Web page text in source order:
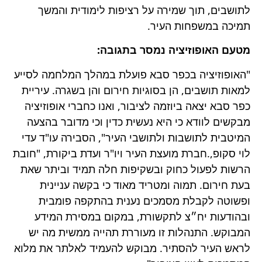
לתושבים, תוך שמירה על רציפות לימודית והמשך
תמיכה במשפחות העיר.
מטעם האופוזיציה נמסר בתגובה:
"האופוזיציה בכפר סבא פועלת במהלך המלחמה לסייע
למאות תושבים, הן בסוגיות חירום והן בשגרה. עיריית
כפר סבא יצאה ביוזמה לציבור, ואנו כחברי אופוזיציה
מבקשים לוודא כי היא נעשית כדין וכי מדובר בהצעה
המיטבית לתושבות ולתושבי העיר", הסבירה עו"ד עדי
לוי סקופ,.חברת מועצת העיר ויו"ר ועדת ביקורת, "חובת
הרשות לפעול כחוק ובשקיפות חלה תמיד וביתר שאת
בעת חירום. תמוה ומטריד מאוד כי בקשה עניינית
ופשוטה לקבלת מסמכים נענית בהתקפה פומבית
ובהודעות יח״צ לתקשורת, במקום במסירת המידע
המבוקש. התנהלות זו מעוררת תהייה ממשית מה יש
לראש העיר להסתיר. מבוקש להעמיד לאלתר את מלוא